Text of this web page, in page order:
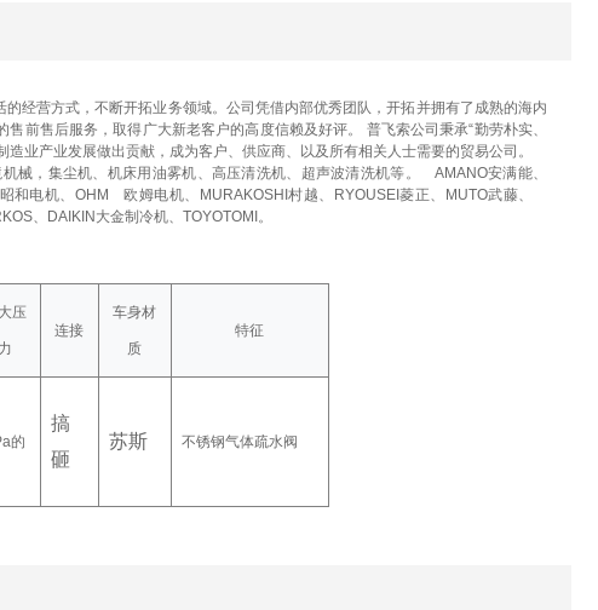
经营方式，不断开拓业务领域。公司凭借内部优秀团队，开拓并拥有了成熟的海内
前售后服务，取得广大新老客户的高度信赖及好评。 普飞索公司秉承“勤劳朴实、
业产业发展做出贡献，成为客户、供应商、以及所有相关人士需要的贸易公司。
械，集尘机、机床用油雾机、高压清洗机、超声波清洗机等。
AMANO安满能、
和电机、OHM
欧姆电机、MURAKOSHI村越、RYOUSEI菱正、MUTO武藤、
、DAIKIN大金制冷机、TOYOTOMI。
压
力
连接
车身材
质
特征
的
搞
砸
苏斯 不锈钢气体疏水阀